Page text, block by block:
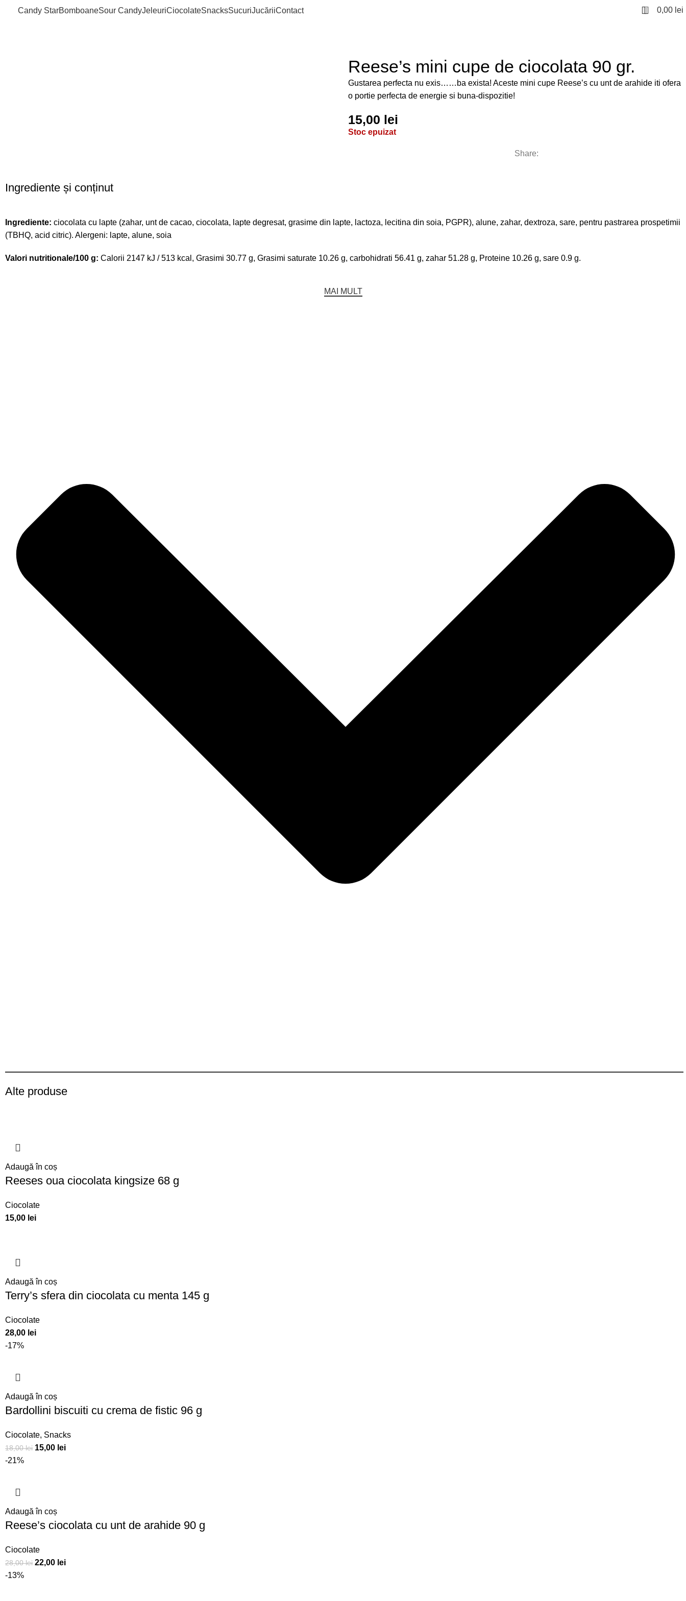
Candy StarBomboaneSour CandyJeleuriCiocolateSnacksSucuriJucăriiContact 0 0,00 lei
Reese’s mini cupe de ciocolata 90 gr.
Gustarea perfecta nu exis……ba exista! Aceste mini cupe Reese’s cu unt de arahide iti ofera
o portie perfecta de energie si buna-dispozitie!
15,00 lei
Stoc epuizat
Share:
Ingrediente și conținut
Ingrediente:ciocolata cu lapte (zahar, unt de cacao, ciocolata, lapte degresat, grasime din lapte, lactoza, lecitina din soia, PGPR), alune, zahar, dextroza, sare, pentru pastrarea prospetimii
(TBHQ, acid citric). Alergeni: lapte, alune, soia
Valori nutritionale/100 g: Calorii 2147 kJ / 513 kcal, Grasimi 30.77 g, Grasimi saturate 10.26 g, carbohidrati 56.41 g, zahar 51.28 g, Proteine 10.26 g, sare 0.9 g.
MAI MULT
Alte produse
Adaugă în coș
Reeses oua ciocolata kingsize 68 g
Ciocolate
15,00 lei
Adaugă în coș
Terry’s sfera din ciocolata cu menta 145 g
Ciocolate
28,00 lei
-17%
Adaugă în coș
Bardollini biscuiti cu crema de fistic 96 g
Ciocolate, Snacks
18,00lei 15,00 lei
-21%
Adaugă în coș
Reese’s ciocolata cu unt de arahide 90 g
Ciocolate
28,00lei 22,00 lei
-13%